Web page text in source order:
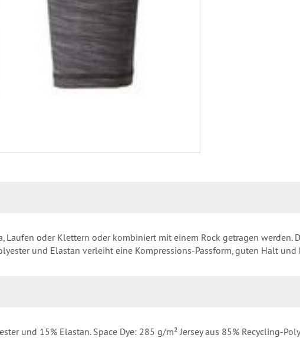
Laufen oder Klettern oder kombiniert mit einem Rock getragen werden.
und Elastan verleiht eine Kompressions-Passform, guten Halt
und 15% Elastan. Space Dye: 285 g/m² Jersey aus 85% Recycling-